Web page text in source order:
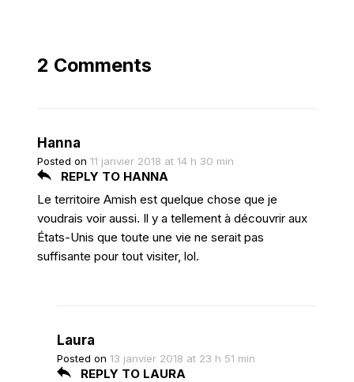
2 Comments
Hanna
Posted on 11 janvier 2018 at 14 h 30 min
REPLY TO HANNA
Le territoire Amish est quelque chose que je
voudrais voir aussi. Il y a tellement à découvrir aux
États-Unis que toute une vie ne serait pas
suffisante pour tout visiter, lol.
Laura
Posted on 13 janvier 2018 at 23 h 51 min
REPLY TO LAURA